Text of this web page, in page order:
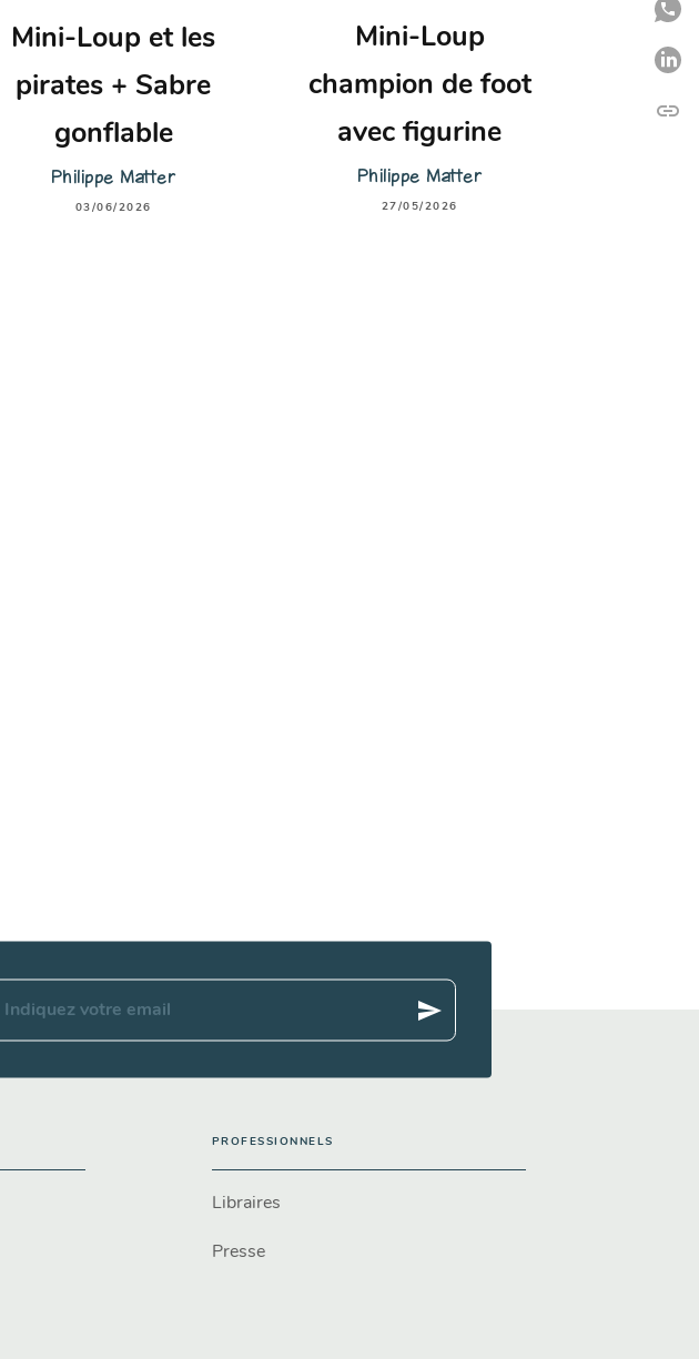
Mini-Loup et les
pirates + Sabre
gonflable
Philippe Matter
03/06/2026
Mini-Loup
champion de foot
avec figurine
Philippe Matter
27/05/2026
link
Indiquez votre email send
PROFESSIONNELS
Libraires
Presse